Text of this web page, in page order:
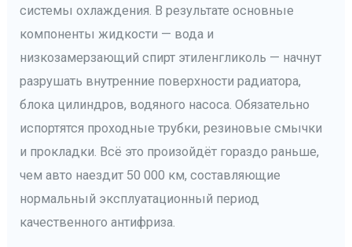
системы охлаждения. В результате основные
компоненты жидкости — вода и
низкозамерзающий спирт этиленгликоль — начнут
разрушать внутренние поверхности радиатора,
блока цилиндров, водяного насоса. Обязательно
испортятся проходные трубки, резиновые смычки
и прокладки. Всё это произойдёт гораздо раньше,
чем авто наездит 50 000 км, составляющие
нормальный эксплуатационный период
качественного антифриза.